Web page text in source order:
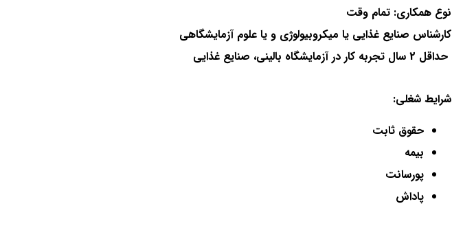
نوع همکاری: تمام وقت
کارشناس صنایع غذایی یا میکروبیولوژی و یا علوم آزمایشگاهی
حداقل 2 سال تجربه کار در آزمایشگاه بالینی، صنایع غذایی
شرایط شغلی:
حقوق ثابت
بیمه
پورسانت
پاداش